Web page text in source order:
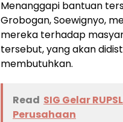
Menanggapi bantuan
Grobogan, Soewignyo,
mereka terhadap
tersebut, yang akan
membutuhkan.
Read SIG Gelar
Perusahaan